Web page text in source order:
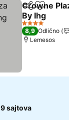
Deli Dodati
Crowne
By Ihg
4 Zvezdice
8,9 Odlično
Lemesos
9 sajtova